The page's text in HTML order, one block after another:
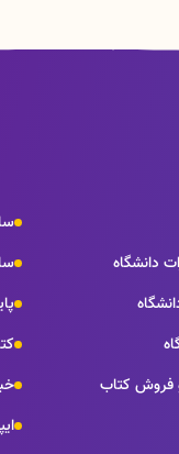
دانشگاه
فروش كتاب